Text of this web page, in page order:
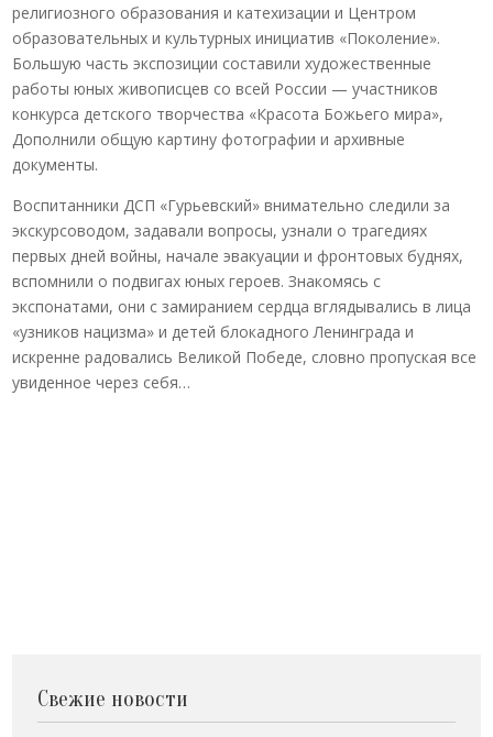
религиозного образования и катехизации и Центром
образовательных и культурных инициатив «Поколение».
Большую часть экспозиции составили художественные
работы юных живописцев со всей России — участников
конкурса детского творчества «Красота Божьего мира»,
Дополнили общую картину фотографии и архивные
документы.
Воспитанники ДСП «Гурьевский» внимательно следили за
экскурсоводом, задавали вопросы, узнали о трагедиях
первых дней войны, начале эвакуации и фронтовых буднях,
вспомнили о подвигах юных героев. Знакомясь с
экспонатами, они с замиранием сердца вглядывались в лица
«узников нацизма» и детей блокадного Ленинграда и
искренне радовались Великой Победе, словно пропуская все
увиденное через себя…
Свежие новости